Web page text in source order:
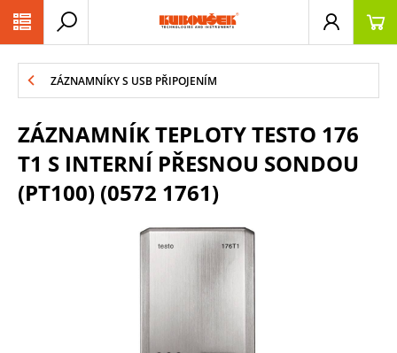
ZÁZNAMNÍKY S USB PŘIPOJENÍM
ZÁZNAMNÍK TEPLOTY TESTO 176
T1 S INTERNÍ PŘESNOU SONDOU
(PT100) (0572 1761)